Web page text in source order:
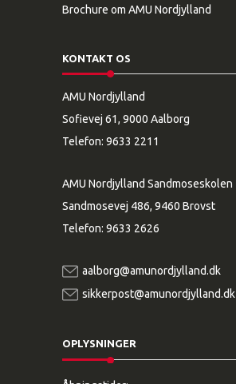
Brochure om AMU Nordjylland
KONTAKT OS
AMU Nordjylland
Sofievej 61, 9000 Aalborg
Telefon: 9633 2211
AMU Nordjylland Sandmoseskolen
Sandmosevej 486, 9460 Brovst
Telefon: 9633 2626
aalborg@amunordjylland.dk
sikkerpost@amunordjylland.dk
OPLYSNINGER